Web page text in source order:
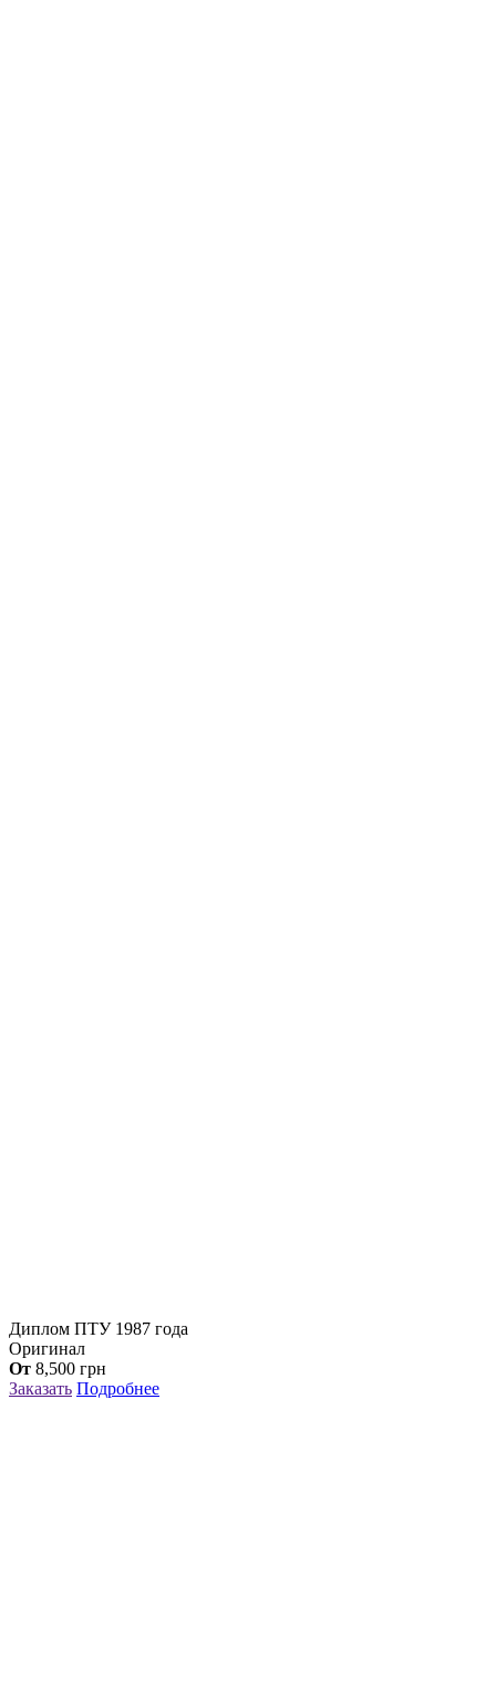
Диплом ПТУ 1987 года
Оригинал
От 8,500 грн
Заказать Подробнее